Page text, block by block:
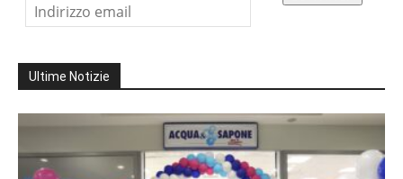
Ultime Notizie